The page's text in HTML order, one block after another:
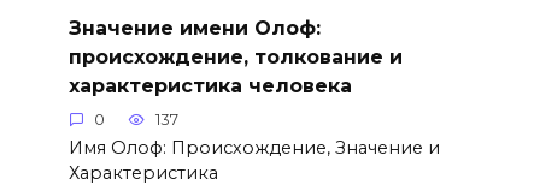
Значение имени Олоф:
происхождение, толкование и
характеристика человека
0 137
Имя Олоф: Происхождение, Значение и
Характеристика